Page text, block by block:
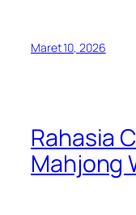
Maret 10, 2026
Rahasia
Mahjong